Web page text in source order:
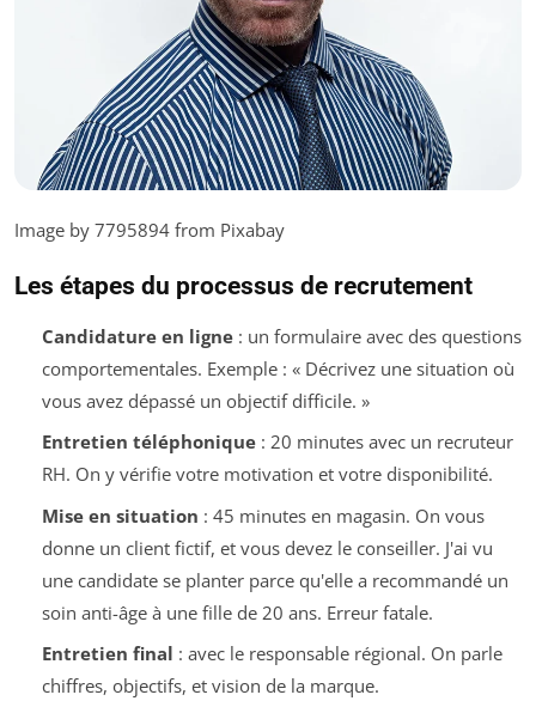
Image by 7795894 from Pixabay
Les étapes du processus de recrutement
Candidature en ligne: un formulaire avec des questions
comportementales. Exemple : « Décrivez une situation où
vous avez dépassé un objectif difficile. »
Entretien téléphonique: 20 minutes avec un recruteur
RH. On y vérifie votre motivation et votre disponibilité.
Mise en situation : 45 minutes en magasin. On vous
donne un client fictif, et vous devez le conseiller. J'ai vu
une candidate se planter parce qu'elle a recommandé un
soin anti-âge à une fille de 20 ans. Erreur fatale.
Entretien final : avec le responsable régional. On parle
chiffres, objectifs, et vision de la marque.